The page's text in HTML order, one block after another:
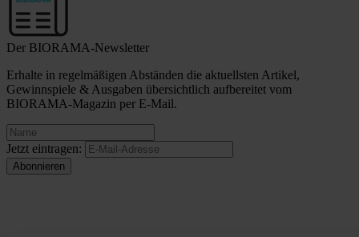
Der BIORAMA-Newsletter
Erhalte in regelmäßigen Abständen die aktuellsten Artikel,
Gewinnspiele & Ausgaben übersichtlich aufbereitet vom
BIORAMA-Magazin per E-Mail.
Jetzt eintragen: